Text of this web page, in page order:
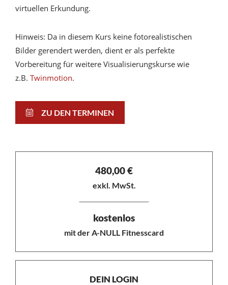
virtuellen Erkundung.
Hinweis: Da in diesem Kurs keine fotorealistischen
Bilder gerendert werden, dient er als perfekte
Vorbereitung für weitere Visualisierungskurse wie
z.B. Twinmotion.
ZU DEN TERMINEN
480,00€
exkl. MwSt.
kostenlos
mit der A-NULL Fitnesscard
DEIN LOGIN